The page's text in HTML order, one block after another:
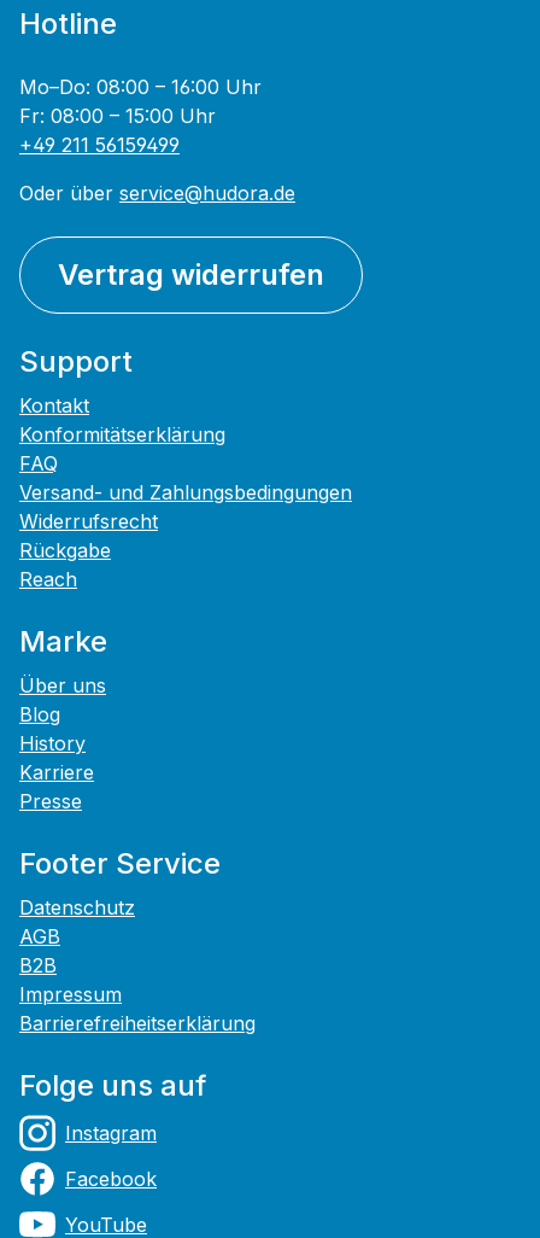
Hotline
Mo–Do: 08:00 – 16:00 Uhr
Fr: 08:00 – 15:00 Uhr
+49 211 56159499
Oder über service@hudora.de
Vertrag widerrufen
Support
Kontakt
Konformitätserklärung
FAQ
Versand- und Zahlungsbedingungen
Widerrufsrecht
Rückgabe
Reach
Marke
Über uns
Blog
History
Karriere
Presse
Footer Service
Datenschutz
AGB
B2B
Impressum
Barrierefreiheitserklärung
Folge uns auf
Instagram
Facebook
YouTube